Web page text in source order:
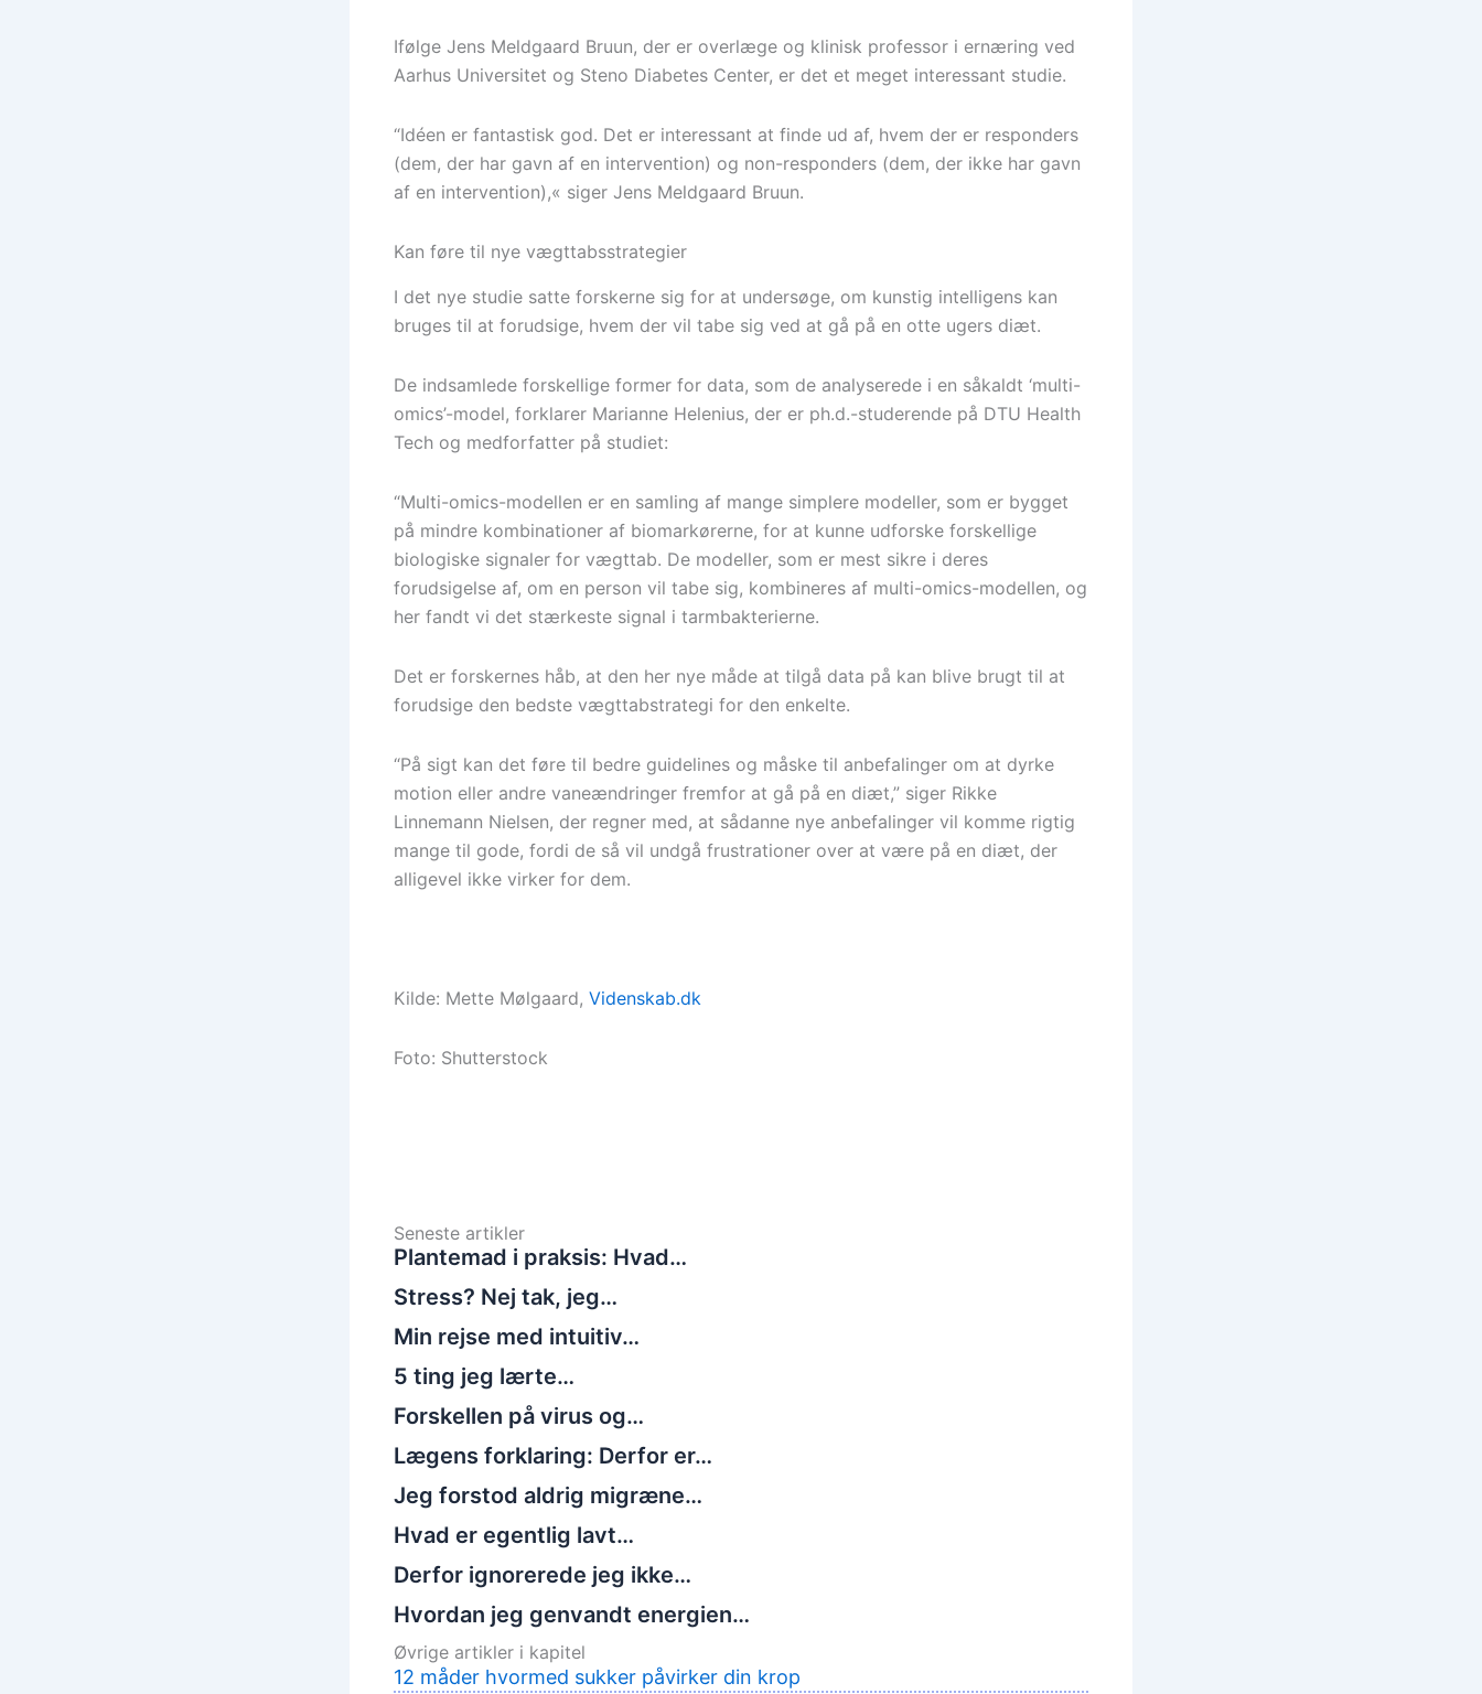
Ifølge Jens Meldgaard Bruun, der er overlæge og klinisk professor i ernæring ved
Aarhus Universitet og Steno Diabetes Center, er det et meget interessant studie.
“Idéen er fantastisk god. Det er interessant at finde ud af, hvem der er responders
(dem, der har gavn af en intervention) og non-responders (dem, der ikke har gavn
af en intervention),« siger Jens Meldgaard Bruun.
Kan føre til nye vægttabsstrategier
I det nye studie satte forskerne sig for at undersøge, om kunstig intelligens kan
bruges til at forudsige, hvem der vil tabe sig ved at gå på en otte ugers diæt.
De indsamlede forskellige former for data, som de analyserede i en såkaldt ‘multi-
omics’-model, forklarer Marianne Helenius, der er ph.d.-studerende på DTU Health
Tech og medforfatter på studiet:
“Multi-omics-modellen er en samling af mange simplere modeller, som er bygget
på mindre kombinationer af biomarkørerne, for at kunne udforske forskellige
biologiske signaler for vægttab. De modeller, som er mest sikre i deres
forudsigelse af, om en person vil tabe sig, kombineres af multi-omics-modellen, og
her fandt vi det stærkeste signal i tarmbakterierne.
Det er forskernes håb, at den her nye måde at tilgå data på kan blive brugt til at
forudsige den bedste vægttabstrategi for den enkelte.
“På sigt kan det føre til bedre guidelines og måske til anbefalinger om at dyrke
motion eller andre vaneændringer fremfor at gå på en diæt,” siger Rikke
Linnemann Nielsen, der regner med, at sådanne nye anbefalinger vil komme rigtig
mange til gode, fordi de så vil undgå frustrationer over at være på en diæt, der
alligevel ikke virker for dem.
Kilde: Mette Mølgaard, Videnskab.dk
Foto: Shutterstock
Seneste artikler
Plantemad i praksis: Hvad…
Stress? Nej tak, jeg…
Min rejse med intuitiv…
5 ting jeg lærte…
Forskellen på virus og…
Lægens forklaring: Derfor er…
Jeg forstod aldrig migræne…
Hvad er egentlig lavt…
Derfor ignorerede jeg ikke…
Hvordan jeg genvandt energien…
Øvrige artikler i kapitel
12 måder hvormed sukker påvirker din krop